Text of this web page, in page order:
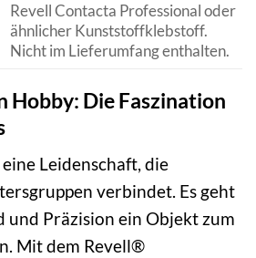
Revell Contacta Professional oder
ähnlicher Kunststoffklebstoff.
Nicht im Lieferumfang enthalten.
Hobby: Die Faszination
Leidenschaft, die
verbindet. Es geht
und Präzision ein Objekt zum
Mit dem Revell®